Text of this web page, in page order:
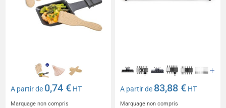
A partir de 0,74 € HT
Marquage non compris
A partir de 83,88 € HT
Marquage non compris